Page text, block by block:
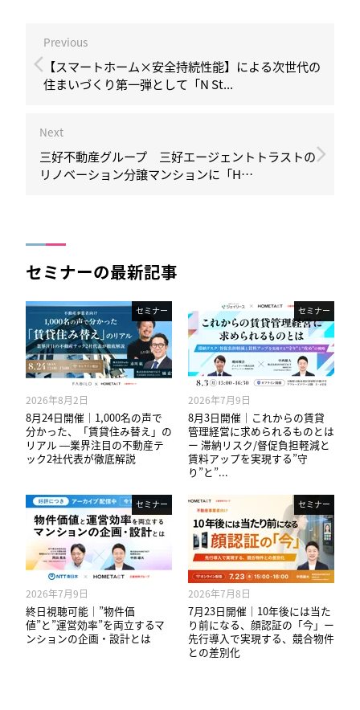
Previous
【スマートホーム×安全持続性能】による次世代の
住まいづくり第一弾として「N St...
Next
三好不動産グループ 三好エージェントトラストの
リノベーション分譲マンションに「H…
セミナーの最新記事
セミナー
2026年8月2日
8月24日開催｜1,000名の声で
分かった、「賃貸住み替え」の
リアル —業界注目の不動産テ
ック2社代表が徹底解説
セミナー
2026年7月9日
8月3日開催｜これからの賃貸
管理経営に求められるものとは
ー 滞納リスク/督促負担軽減と
賃料アップを実現する”守
り”と”...
セミナー
2026年7月9日
終日視聴可能｜”物件価
値”と”運営効率”を両立するマ
ンションの企画・設計とは
セミナー
2026年7月8日
7月23日開催｜10年後には当た
り前になる、顔認証の「今」ー
先行導入で実現する、競合物件
との差別化